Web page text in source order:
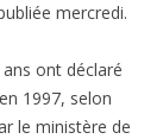
mercredi.
ont déclaré
1997, selon
le ministère de